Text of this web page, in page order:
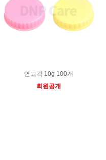
연고곽 10g 100개
회원공개